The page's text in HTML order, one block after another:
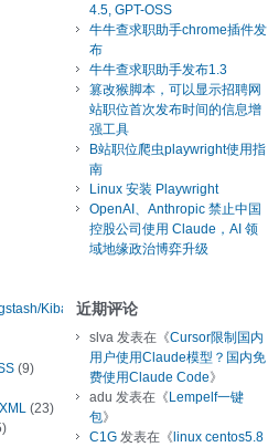
Kibana
(9)
(23)
4.5, GPT-OSS
牛牛查求职助手chrome插件发
布
牛牛查求职助手发布1.3
篡改猴脚本，可以显示招聘网
站职位首次发布时间的信息增
强工具
B站职位爬虫playwright使用指
南
Linux 安装 Playwright
OpenAI、Anthropic 禁止中国
控股公司使用 Claude，AI 领
域地缘政治博弈升级
近期评论
slva 发表在《Cursor限制国内
用户使用Claude模型？国内免
费使用Claude Code》
adu 发表在《 Lempelf一键
包》
C1G 发表在《 linux centos5.8